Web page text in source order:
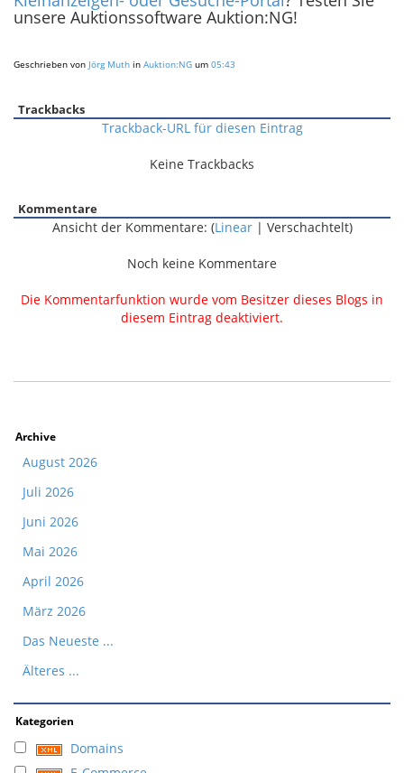
unsere Auktionssoftware Auktion:NG!
Geschrieben von Jörg Muth in Auktion:NG um 05:43
Trackbacks
Trackback-URL für diesen Eintrag
Keine Trackbacks
Kommentare
Ansicht der Kommentare: (Linear| Verschachtelt)
Noch keine Kommentare
Die Kommentarfunktion wurde vom Besitzer dieses Blogs in
diesem Eintrag deaktiviert.
Archive
August 2026
Juli 2026
Juni 2026
Mai 2026
April 2026
März 2026
Das Neueste ...
Älteres ...
Kategorien
Domains